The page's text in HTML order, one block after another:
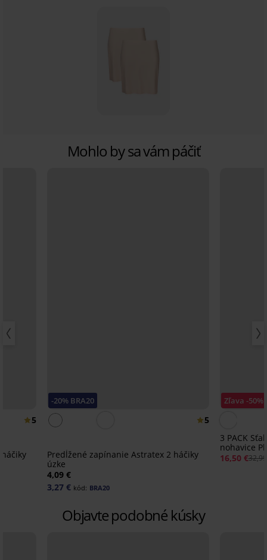
Mohlo by sa vám páčiť
5
-20% BRA20
5
Predĺžené zapínanie Astratex 2 háčiky
úzke
4,09 €
3,27 € kód: BRA20
Zľava -50%
3 PACK
nohavice
16,50 €
Objavte podobné kúsky